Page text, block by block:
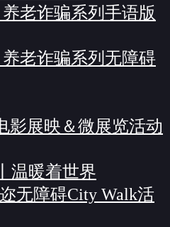
养老诈骗系列手语版
养老诈骗系列无障碍
影展映＆微展览活动
温暖着世界
无障碍City Walk活